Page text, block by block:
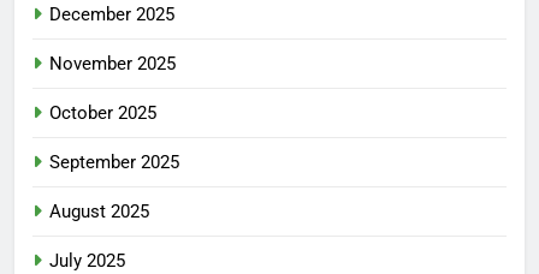
December 2025
November 2025
October 2025
September 2025
August 2025
July 2025